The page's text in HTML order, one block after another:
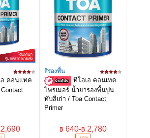
อ คอนแทค
2,690
สีรองพื้น
ทีโอเอ คอนเทค
ไพรเมอร์ น้ำยารองพื้นปูน
ทับสีเก่า / Toa Contact
Primer
฿ 640-฿ 2,780